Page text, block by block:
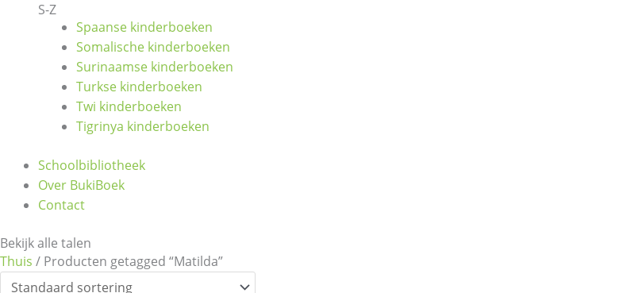
S-Z
Spaanse kinderboeken
Somalische kinderboeken
Surinaamse kinderboeken
Turkse kinderboeken
Twi kinderboeken
Tigrinya kinderboeken
Schoolbibliotheek
Over BukiBoek
Contact
Bekijk alle talen
Thuis / Producten getagged “Matilda”